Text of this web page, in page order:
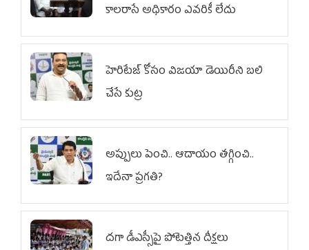
కాలరాసే అధికారం ఎవరికీ లేదు
హెరిటేజ్ కోసం విజయా డెయిరీని బలి
చేసే కుట్ర‌
అప్పులు పెంచి.. ఆదాయం తగ్గించి..
ఇదేనా ప్రగతి?
దగా డీఎస్సీపై పోటెత్తిన దీక్షలు